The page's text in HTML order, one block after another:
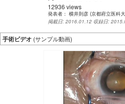
12936 views
発表者： 横井則彦 (京都府立医科
掲載日: 2016.01.12 収録日:
手術ビデオ (サンプル動画)